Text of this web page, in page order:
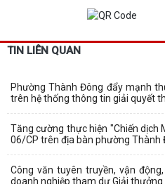
TIN LIÊN QUAN
Phường Thành Đông đẩy mạnh
trên hệ thống thông tin giải quyết
Tăng cường thực hiện "Chiến dịch
06/CP trên địa bàn phường Thành
Công văn tuyên truyền, vận
doanh nghiệp tham dự Giải